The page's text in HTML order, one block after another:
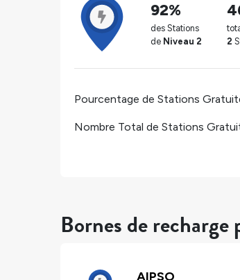
92%
des Stations
de Niveau 2
2
Pourcentage de Stations
Nombre Total de Stations
Bornes de
AIPSO